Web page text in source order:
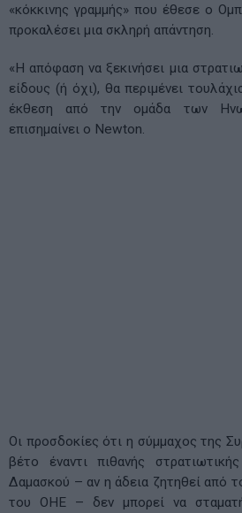
«κόκκινης γραμμής» που έθεσε ο
προκαλέσει μια σκληρή απάντηση.
«Η απόφαση να ξεκινήσει μια
είδους (ή όχι), θα περιμένει
έκθεση από την ομάδα των
επισημαίνει ο Newton.
Οι προσδοκίες ότι η σύμμαχος της
βέτο έναντι πιθανής
Δαμασκού – αν η άδεια ζητηθεί από
του ΟΗΕ – δεν μπορεί να